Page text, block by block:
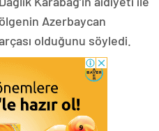
Azerbaycan
olduğunu söyledi.